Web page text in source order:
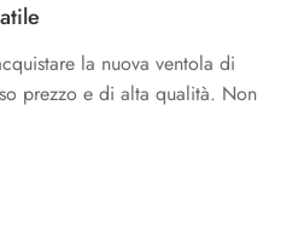
la nuova ventola di
prezzo e di alta qualità. Non